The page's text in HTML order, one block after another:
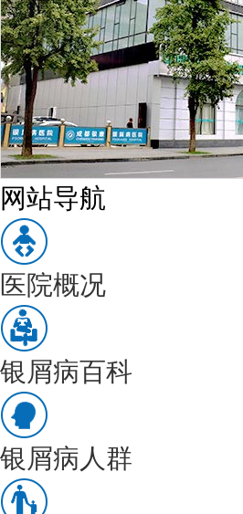
网站导航
医院概况
银屑病百科
银屑病人群